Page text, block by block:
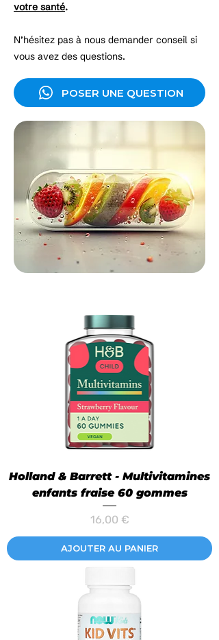
votre santé.
N’hésitez pas à nous demander conseil si
vous avez des questions.
POSER UNE QUESTION
Holland & Barrett - Multivitamines
enfants fraise 60 gommes
Prix
16,00 €
AJOUTER AU PANIER